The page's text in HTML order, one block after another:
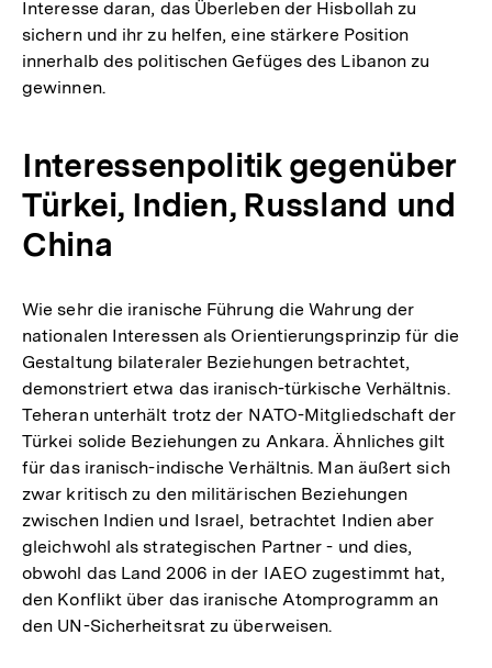
Interesse daran, das Überleben der Hisbollah zu
sichern und ihr zu helfen, eine stärkere Position
innerhalb des politischen Gefüges des Libanon zu
gewinnen.
Interessenpolitik gegenüber
Türkei, Indien, Russland und
China
Wie sehr die iranische Führung die Wahrung der
nationalen Interessen als Orientierungsprinzip für die
Gestaltung bilateraler Beziehungen betrachtet,
demonstriert etwa das iranisch-türkische Verhältnis.
Teheran unterhält trotz der NATO-Mitgliedschaft der
Türkei solide Beziehungen zu Ankara. Ähnliches gilt
für das iranisch-indische Verhältnis. Man äußert sich
zwar kritisch zu den militärischen Beziehungen
zwischen Indien und Israel, betrachtet Indien aber
gleichwohl als strategischen Partner - und dies,
obwohl das Land 2006 in der IAEO zugestimmt hat,
den Konflikt über das iranische Atomprogramm an
den UN-Sicherheitsrat zu überweisen.